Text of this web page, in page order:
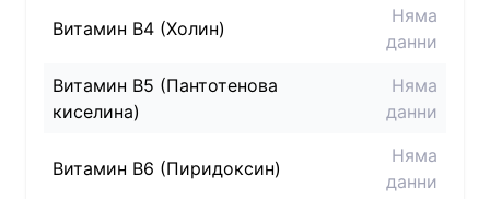
Витамин B4 (Холин)
Няма
данни
Витамин B5 (Пантотенова
киселина)
Няма
данни
Витамин B6 (Пиридоксин)
Няма
данни